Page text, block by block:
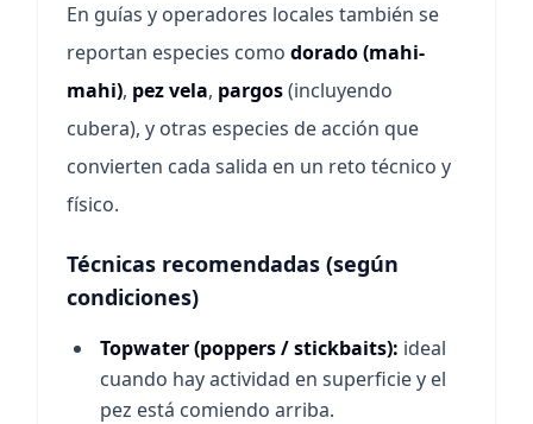
En guías y operadores locales también se
reportan especies como dorado (mahi-
mahi), pez vela, pargos(incluyendo
cubera), y otras especies de acción que
convierten cada salida en un reto técnico y
físico.
Técnicas recomendadas (según
condiciones)
Topwater (poppers / stickbaits): ideal
cuando hay actividad en superficie y el
pez está comiendo arriba.